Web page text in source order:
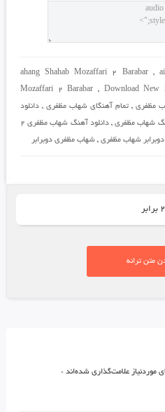
ahang Shahab Mozaffari 2 Barabar,
Mozaffari 2 Barabar , Download New
مظفری,تمام آهنگای شهاب مظفری ,دانلود
شهاب مظفری,
دانلود آهنگ شهاب مظفری 2
دوبرابر شهاب مظفری, شهاب مظفری دوبرابر
متن ترانه
موردنیاز علامت‌گذاری شده‌اند *